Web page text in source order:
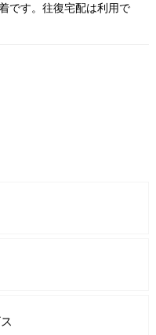
です。往復宅配は利用で